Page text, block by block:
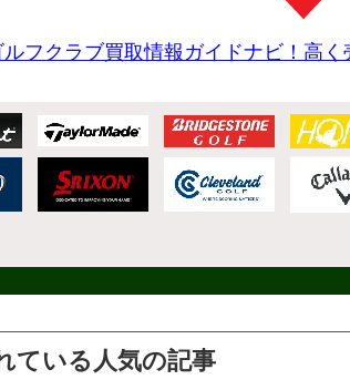
ルフクラブ買取情報ガイドナビ！高く
ている人気の記事